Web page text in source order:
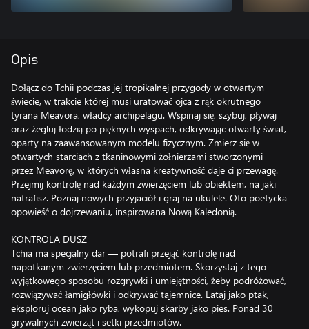
Opis
Dołącz do Tchii podczas jej tropikalnej przygody w otwartym
świecie, w trakcie której musi uratować ojca z rąk okrutnego
tyrana Meavora, władcy archipelagu. Wspinaj się, szybuj, pływaj
oraz żegluj łodzią po pięknych wyspach, odkrywając otwarty świat,
oparty na zaawansowanym modelu fizycznym. Zmierz się w
otwartych starciach z tkaninowymi żołnierzami stworzonymi
przez Meavorę, w których własna kreatywność daje ci przewagę.
Przejmij kontrolę nad każdym zwierzęciem lub obiektem, na jaki
natrafisz. Poznaj nowych przyjaciół i graj na ukulele. Oto poetycka
opowieść o dojrzewaniu, inspirowana Nową Kaledonią.
KONTROLA DUSZ
Tchia ma specjalny dar — potrafi przejąć kontrolę nad
napotkanym zwierzęciem lub przedmiotem. Skorzystaj z tego
wyjątkowego sposobu rozgrywki i umiejętności, żeby podróżować,
rozwiązywać łamigłówki i odkrywać tajemnice. Lataj jako ptak,
eksploruj ocean jako ryba, wykopuj skarby jako pies. Ponad 30
grywalnych zwierząt i setki przedmiotów.